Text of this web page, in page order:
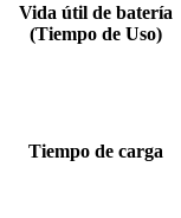
Vida útil de batería
(Tiempo de Uso)
Tiempo de carga